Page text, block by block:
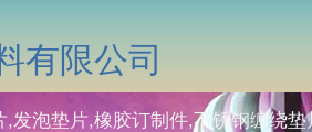
有限公司
发泡垫片,橡胶订制件,不锈钢缠绕